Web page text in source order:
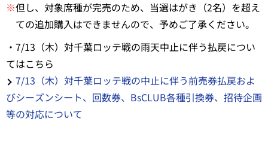
※但し、対象席種が完売のため、当選はがき（2名）を超え
ての追加購入はできませんので、予めご了承ください。
・7/13（木）対千葉ロッテ戦の雨天中止に伴う払戻につい
てはこちら
7/13（木）対千葉ロッテ戦の中止に伴う前売券払戻およ
びシーズンシート、回数券、BsCLUB各種引換券、招待企画
等の対応について